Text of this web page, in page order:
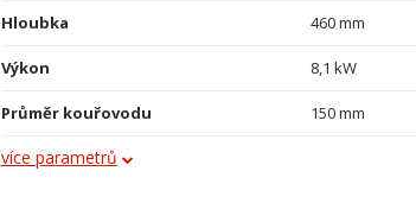
Hloubka 460 mm
Výkon 8,1 kW
Průměr kouřovodu 150 mm
Vývod kouřovodu
více parametrů